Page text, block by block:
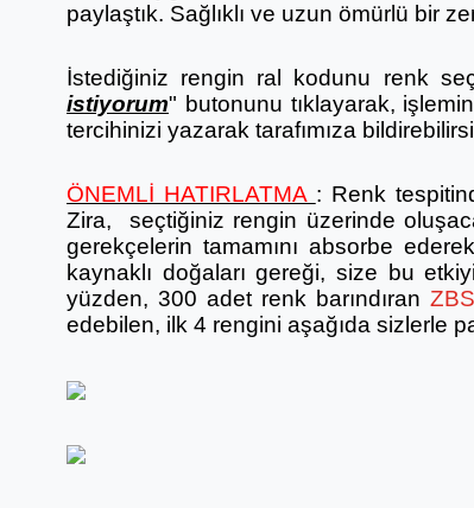
paylaştık. Sağlıklı ve uzun ömürlü bir
İstediğiniz rengin ral kodunu renk
istiyorum" butonunu tıklayarak,
tercihinizi yazarak tarafımıza
ÖNEMLİ HATIRLATMA : Renk
Zira, seçtiğiniz rengin üzerinde
gerekçelerin tamamını absorbe
kaynaklı doğaları gereği, size bu
yüzden, 300 adet renk barındıran
edebilen, ilk 4 rengini aşağıda sizlerle